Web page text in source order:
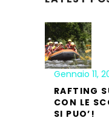
Gennaio 11,
RAFTING
CON LE
SI PUO’!